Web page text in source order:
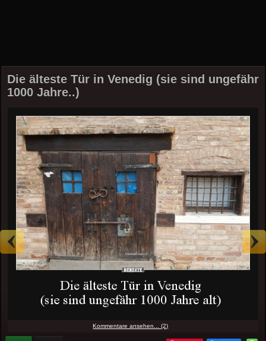
Die älteste Tür in Venedig (sie sind ungefähr
1000 Jahre..)
Kommentare ansehen... (2)